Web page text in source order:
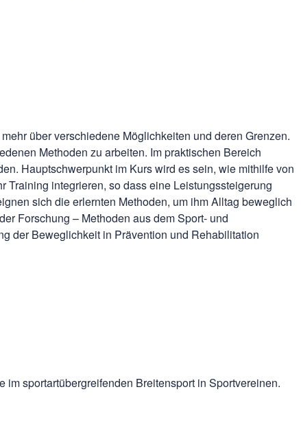
über verschiedene Möglichkeiten und deren Grenzen.
Methoden zu arbeiten. Im praktischen Bereich
Hauptschwerpunkt im Kurs wird es sein, wie mithilfe von
integrieren, so dass eine Leistungssteigerung
sich die erlernten Methoden, um ihm Alltag beweglich
Forschung – Methoden aus dem Sport- und
der Beweglichkeit in Prävention und Rehabilitation
sportartübergreifenden Breitensport in Sportvereinen.